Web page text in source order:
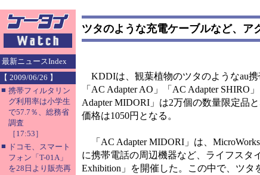
最新ニュースIndex
【 2009/06/26 】
■ 携帯フィルタリン
グ利用率は小学生
で57.7％、総務省
調査
［17:53］
■ ドコモ、スマート
フォン「T-01A」
を28日より販売再
ツタのような充電ケーブルなど、ア
KDDIは、観葉植物のツタのようなau携
「AC Adapter AO」「AC Adapter
Adapter MIDORI」は2万個の数量限定品
価格は1050円となる。
「AC Adapter MIDORI」は、
に携帯電話の周辺機器など、ライフスタ
Exhibition」を開催した。この中で、ツタ